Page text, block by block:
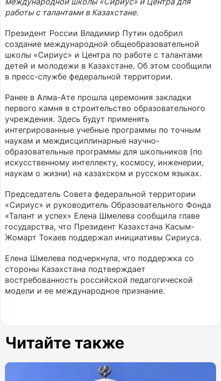
работы с талантами в Казахстане.
Президент России Владимир Путин одобрил
создание международной общеобразовательной
школы «Сириус» и Центра по работе с талантами
детей и молодежи в Казахстане. Об этом сообщили
в пресс-службе федеральной территории.
Ранее в Алма-Ате прошла церемония закладки
первого камня в строительство образовательного
учреждения. Здесь будут применять
интегрированные учебные программы по точным
наукам и междисциплинарные научно-
образовательные программы для школьников (по
искусственному интеллекту, космосу, инженерии,
наукам о жизни) на казахском и русском языках.
Председатель Совета федеральной территории
«Сириус» и руководитель Образовательного Фонда
«Талант и успех» Елена Шмелева сообщила главе
государства, что Президент Казахстана Касым-
Жомарт Токаев поддержал инициативы Сириуса.
Елена Шмелева подчеркнула, что поддержка со
стороны Казахстана подтверждает
востребованность российской педагогической
модели и ее международное признание.
Читайте также